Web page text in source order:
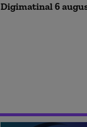
Digimatinal 6